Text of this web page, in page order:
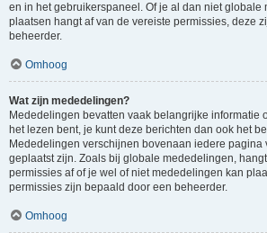
en in het gebruikerspaneel. Of je al dan niet globale
plaatsen hangt af van de vereiste permissies, deze
beheerder.
Omhoog
Wat zijn mededelingen?
Mededelingen bevatten vaak belangrijke informatie
het lezen bent, je kunt deze berichten dan ook het
Mededelingen verschijnen bovenaan iedere pagina
geplaatst zijn. Zoals bij globale mededelingen,
permissies af of je wel of niet mededelingen kan
permissies zijn bepaald door een beheerder.
Omhoog